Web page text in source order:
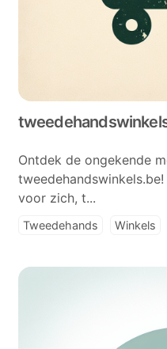
Ontdek de ongekende
voor zich, t...
Tweedehands Winkels